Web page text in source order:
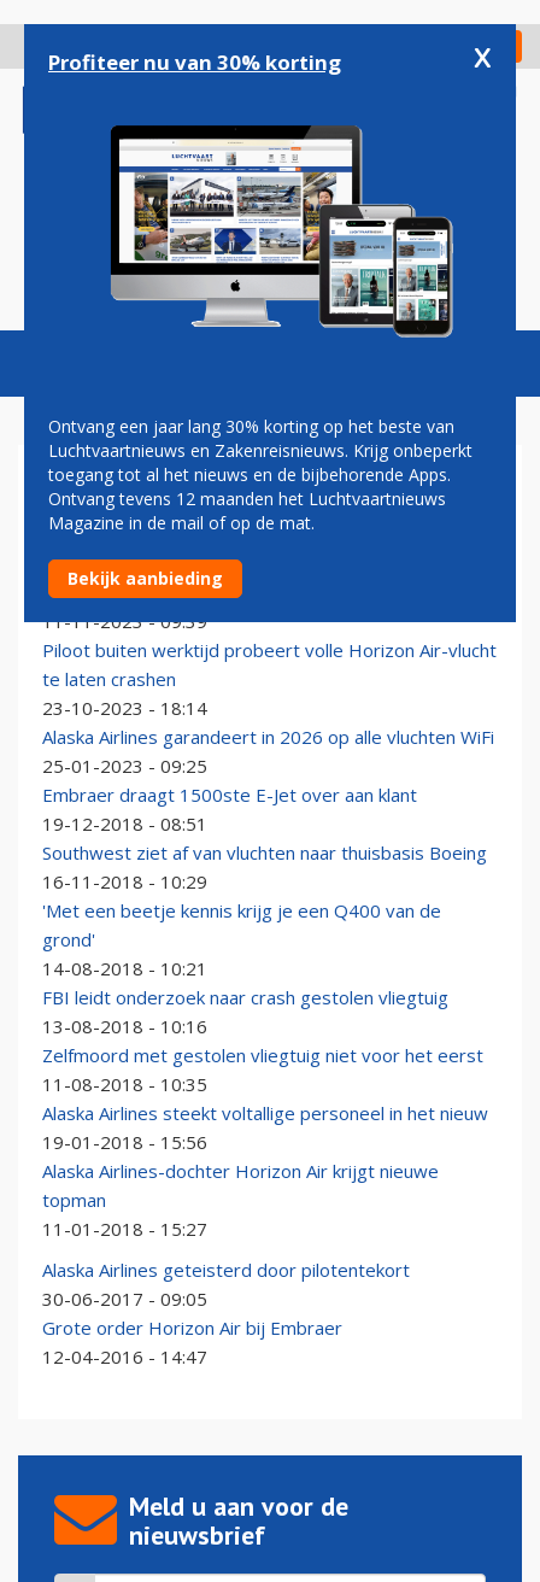
gaan
Check in
Magazine Podcasts Vacatures
HORIZON AIR
Paddogebruikende piloot die vliegtuig wilde laten
crashen vertelt zijn verhaal
11-11-2023 - 09:39
Piloot buiten werktijd probeert volle Horizon Air-vlucht
te laten crashen
23-10-2023 - 18:14
Alaska Airlines garandeert in 2026 op alle vluchten WiFi
25-01-2023 - 09:25
Embraer draagt 1500ste E-Jet over aan klant
19-12-2018 - 08:51
Southwest ziet af van vluchten naar thuisbasis Boeing
16-11-2018 - 10:29
'Met een beetje kennis krijg je een Q400 van de
grond'
14-08-2018 - 10:21
FBI leidt onderzoek naar crash gestolen vliegtuig
13-08-2018 - 10:16
Zelfmoord met gestolen vliegtuig niet voor het eerst
11-08-2018 - 10:35
Alaska Airlines steekt voltallige personeel in het nieuw
19-01-2018 - 15:56
Alaska Airlines-dochter Horizon Air krijgt nieuwe
topman
11-01-2018 - 15:27
Alaska Airlines geteisterd door pilotentekort
30-06-2017 - 09:05
Grote order Horizon Air bij Embraer
12-04-2016 - 14:47
Meld u aan voor de
nieuwsbrief
Profiteer nu van 30% korting x
Ontvang een jaar lang 30% korting op het beste van
Luchtvaartnieuws en Zakenreisnieuws. Krijg onbeperkt
toegang tot al het nieuws en de bijbehorende Apps.
Ontvang tevens 12 maanden het Luchtvaartnieuws
Magazine in de mail of op de mat.
Bekijk aanbieding